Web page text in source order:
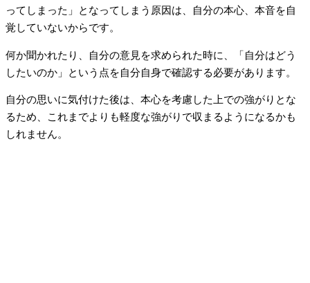
ってしまった」となってしまう原因は、自分の本心、本音を自
覚していないからです。
何か聞かれたり、自分の意見を求められた時に、「自分はどう
したいのか」という点を自分自身で確認する必要があります。
自分の思いに気付けた後は、本心を考慮した上での強がりとな
るため、これまでよりも軽度な強がりで収まるようになるかも
しれません。